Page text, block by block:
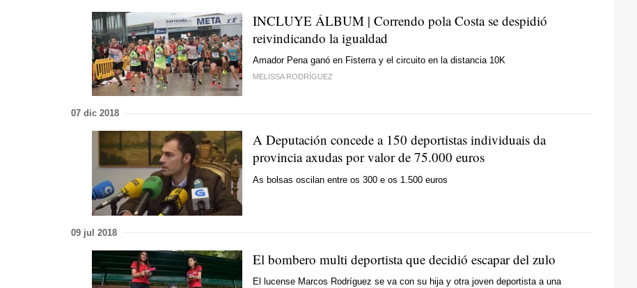
INCLUYE ÁLBUM | Correndo pola Costa se despidió
reivindicando la igualdad
Amador Pena ganó en Fisterra y el circuito en la distancia 10K
MELISSA RODRÍGUEZ
07 dic 2018
A Deputación concede a 150 deportistas individuais da
provincia axudas por valor de 75.000 euros
As bolsas oscilan entre os 300 e os 1.500 euros
09 jul 2018
El bombero multi deportista que decidió escapar del zulo
El lucense Marcos Rodríguez se va con su hija y otra joven deportista a una